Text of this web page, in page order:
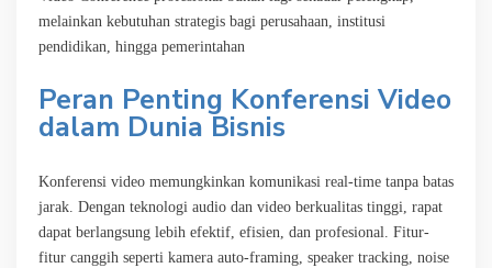
melainkan kebutuhan strategis bagi perusahaan, institusi
pendidikan, hingga pemerintahan
Peran Penting Konferensi Video
dalam Dunia Bisnis
Konferensi video memungkinkan komunikasi real-time tanpa batas
jarak. Dengan teknologi audio dan video berkualitas tinggi, rapat
dapat berlangsung lebih efektif, efisien, dan profesional. Fitur-
fitur canggih seperti kamera auto-framing, speaker tracking, noise